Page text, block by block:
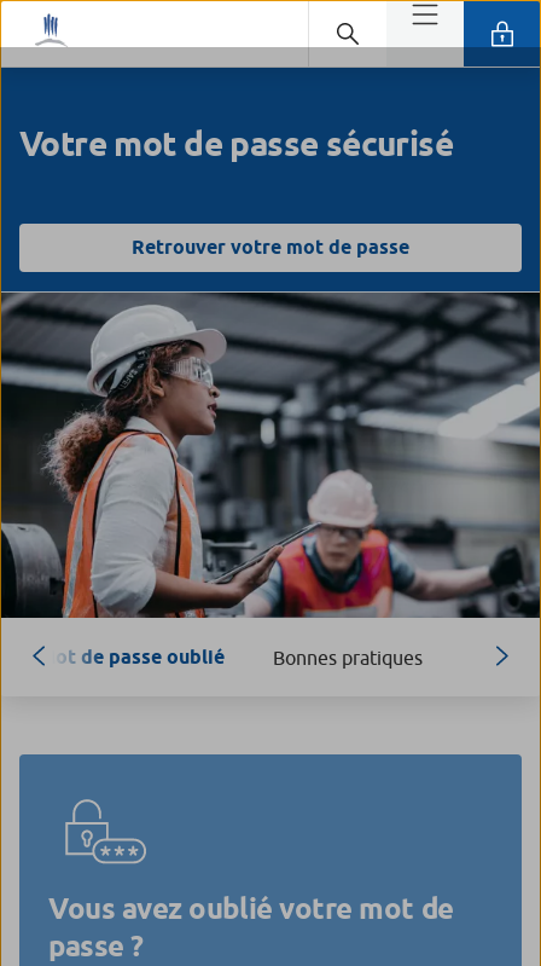
Votre mot de passe sécurisé
Retrouver votre mot de passe
Mot de passe oublié Bonnes pratiques
Vous avez oublié votre mot de
passe ?